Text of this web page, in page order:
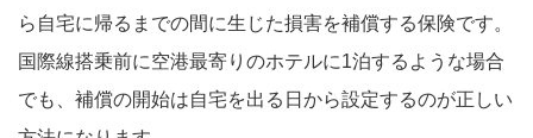
ら自宅に帰るまでの間に生じた損害を補償する保険です。
国際線搭乗前に空港最寄りのホテルに1泊するような場合
でも、補償の開始は自宅を出る日から設定するのが正しい